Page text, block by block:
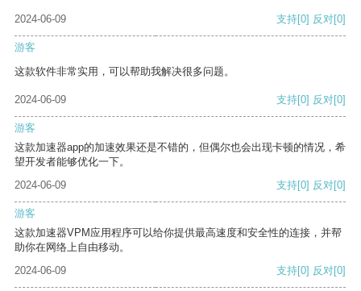
2024-06-09 支持[0] 反对[0]
游客
这款软件非常实用，可以帮助我解决很多问题。
2024-06-09 支持[0] 反对[0]
游客
这款加速器app的加速效果还是不错的，但偶尔也会出现卡顿的情况，希
望开发者能够优化一下。
2024-06-09
支持[0] 反对[0]
游客
这款加速器VPM应用程序可以给你提供最高速度和安全性的连接，并帮
助你在网络上自由移动。
2024-06-09
支持[0] 反对[0]